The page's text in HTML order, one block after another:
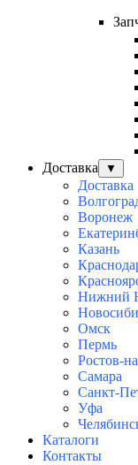
Доставка
▼
Доставка
Воронеж
Казань
Нижний
Омск
Пермь
Ростов-
Самара
Санкт-
Уфа
Каталоги
Контакты